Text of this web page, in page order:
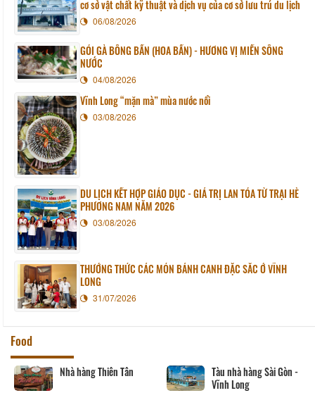
cơ sở vật chất kỹ thuật và dịch vụ của cơ sở lưu trú du lịch
06/08/2026
GỎI GÀ BÔNG BẦN (HOA BẦN) - HƯƠNG VỊ MIỀN SÔNG
NƯỚC
04/08/2026
Vĩnh Long “mặn mà” mùa nước nổi
03/08/2026
DU LỊCH KẾT HỢP GIÁO DỤC - GIÁ TRỊ LAN TỎA TỪ TRẠI HÈ
PHƯƠNG NAM NĂM 2026
03/08/2026
THƯỞNG THỨC CÁC MÓN BÁNH CANH ĐẶC SẮC Ở VĨNH
LONG
31/07/2026
Food
Nhà hàng Thiên Tân
Tàu nhà hàng Sài Gòn -
Vĩnh Long